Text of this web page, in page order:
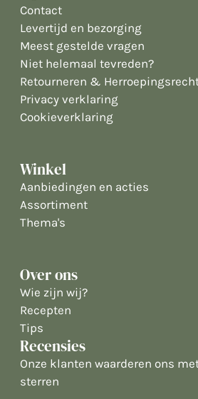
Contact
Levertijd en bezorging
Meest gestelde vragen
Niet helemaal tevreden?
Retourneren &
Privacy verklaring
Cookieverklaring
Winkel
Aanbiedingen en acties
Assortiment
Thema's
Over ons
Wie zijn wij?
Recepten
Tips
Recensies
Onze klanten waarderen ons
sterren